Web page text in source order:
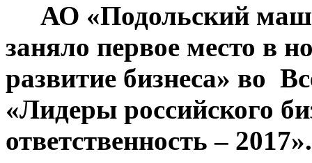
АО «Подольский
заняло первое место в
развитие бизнеса» во
«Лидеры российского
ответственность – 2017».